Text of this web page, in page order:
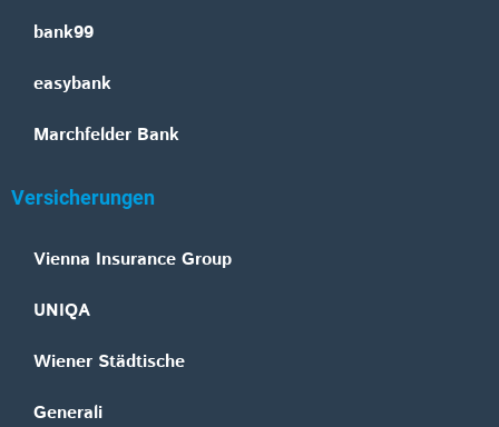
bank99
easybank
Marchfelder Bank
Versicherungen
Vienna Insurance Group
UNIQA
Wiener Städtische
Generali